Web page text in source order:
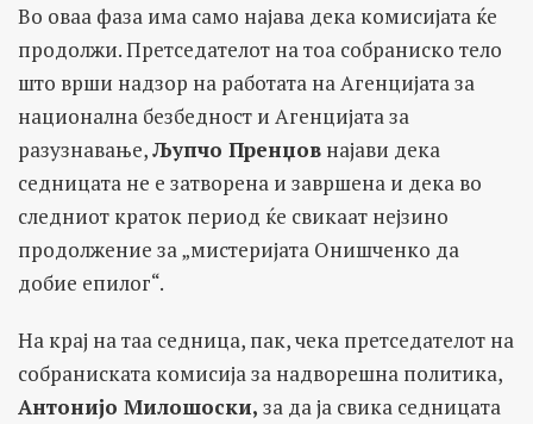
Во оваа фаза има само најава дека комисијата ќе
продолжи. Претседателот на тоа собраниско тело
што врши надзор на работата на Агенцијата за
национална безбедност и Агенцијата за
разузнавање,Љупчо Пренџов најави дека
седницата не е затворена и завршена и дека во
следниот краток период ќе свикаат нејзино
продолжение за „мистеријата Онишченко да
добие епилог“.
На крај на таа седница, пак, чека претседателот на
собраниската комисија за надворешна политика,
Антонијо Милошоски, за да ја свика седницата